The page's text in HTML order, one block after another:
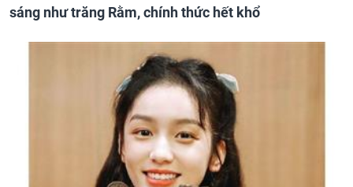
sáng như trăng Rằm, chính thức hết khổ